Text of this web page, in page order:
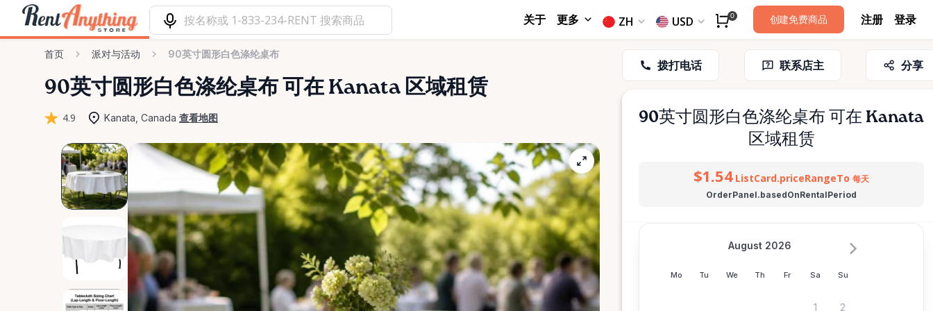
关于 更多 ZH USD 0 创建免费商品 注册 登录
首页 派对与活动 90英寸圆形白色涤纶桌布
90英寸圆形白色涤纶桌布 可在 Kanata 区域租赁
4.9 Kanata, Canada 查看地图
拨打电话 联系店主 分享
90英寸圆形白色涤纶桌布 可在 Kanata
区域租赁
$1.54 ListCard.priceRangeTo 每天
OrderPanel.basedOnRentalPeriod
Mo Tu We Th Fr Sa Su
August 2026
1 2